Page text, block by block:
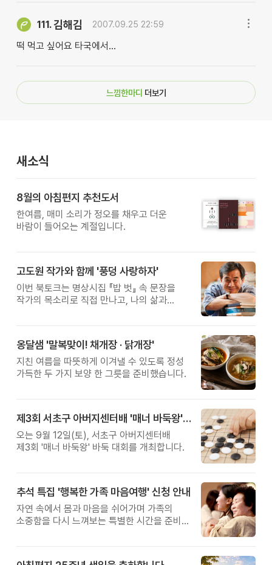
111.김해김 2007.09.25 22:59
떡 먹고 싶어요 타국에서...
느낌한마디 더보기
새소식
8월의 아침편지 추천도서
한여름, 매미 소리가 정오를 채우고 더운
바람이 들어오는 계절입니다.
고도원 작가와 함께 '풍덩 사랑하자'
이번 북토크는 명상시집 『밥 벗』 속 문장을
작가의 목소리로 직접 만나고, 나의 삶과
옹달샘 '말복맞이! 채개장 · 닭개장'
지친 여름을 따뜻하게 이겨낼 수 있도록 정성
가득한 두 가지 보양 한 그릇을 준비했습니다.
제3회 서초구 아버지센터배 '매너 바둑왕' 대회
오는 9월 12일(토), 서초구 아버지센터배
제3회 '매너 바둑왕' 바둑 대회를 개최합니다.
추석 특집 '행복한 가족 마음여행' 신청 안내
자연 속에서 몸과 마음을 쉬어가며 가족의
소중함을 다시 느껴보는 특별한 시간을 준비해